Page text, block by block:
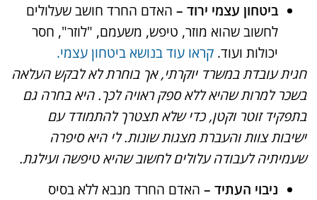
ביטחון עצמי ירוד – האדם החרד חושב שעלולים
לחשוב שהוא מוזר, טיפש, משעמם, "לוזר", חסר
יכולות ועוד. קראו עוד בנושא ביטחון עצמי.
חגית עובדת במשרד יוקרתי, אך בוחרת לא לבקש העלאה
בשכר למרות שהיא ללא ספק ראויה לכך. היא בחרה גם
בתפקיד זוטר וקטן, כדי שלא תצטרך להתמודד עם
ישיבות צוות והעברת מצגות שונות. לי היא סיפרה
שעמיתיה לעבודה עלולים לחשוב שהיא טיפשה ועילגת.
ניבוי העתיד – האדם החרד מנבא ללא בסיס